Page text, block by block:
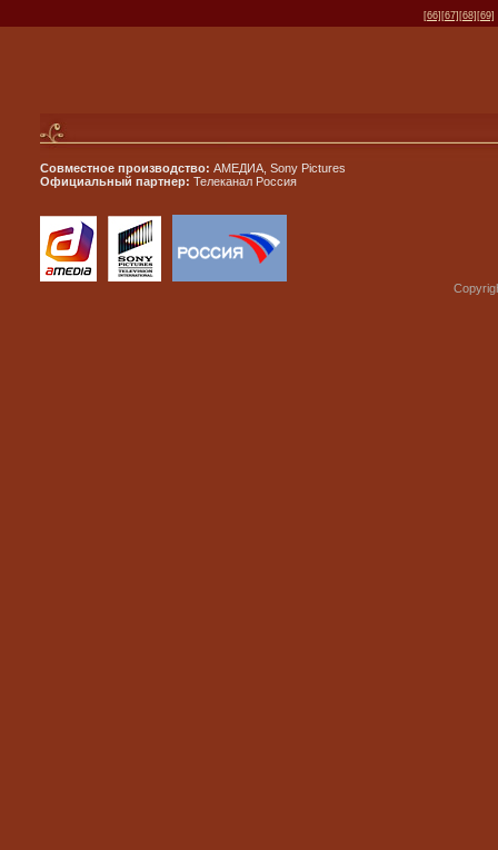
[66] [67] [68] [69]
Совместное производство: АМЕДИА, Sony Pictures
Официальный партнер: Телеканал Россия